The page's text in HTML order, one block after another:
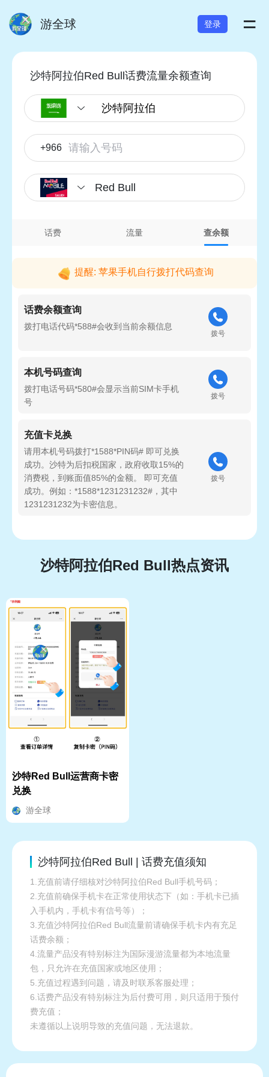
游全球 登录 =
沙特阿拉伯Red Bull话费流量余额查询
+966
Red Bull
话费 流量 查余额
提醒: 苹果手机自行拨打代码查询
话费余额查询
拨打电话代码*588#会收到当前余额信息
拨号
本机号码查询
拨打电话号码*580#会显示当前SIM卡手机
号
拨号
充值卡兑换
请用本机号码拨打*1588*PIN码# 即可兑换
成功。沙特为后扣税国家，政府收取15%的
消费税，到账面值85%的金额。 即可充值
成功。例如：*1588*1231231232#，其中
1231231232为卡密信息。
拨号
沙特阿拉伯Red Bull热点资讯
沙特Red Bull运营商卡密
兑换
游全球
沙特阿拉伯Red Bull | 话费充值须知
1.充值前请仔细核对沙特阿拉伯Red Bull手机号码；
2.充值前确保手机卡在正常使用状态下（如：手机卡已插
入手机内，手机卡有信号等）；
3.充值沙特阿拉伯Red Bull流量前请确保手机卡内有充足
话费余额；
4.流量产品没有特别标注为国际漫游流量都为本地流量
包，只允许在充值国家或地区使用；
5.充值过程遇到问题，请及时联系客服处理；
6.话费产品没有特别标注为后付费可用，则只适用于预付
费充值；
未遵循以上说明导致的充值问题，无法退款。